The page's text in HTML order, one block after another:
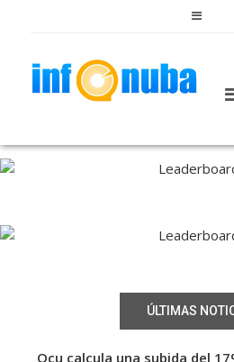
ÚLTIMAS
Ocu calcula una subida del